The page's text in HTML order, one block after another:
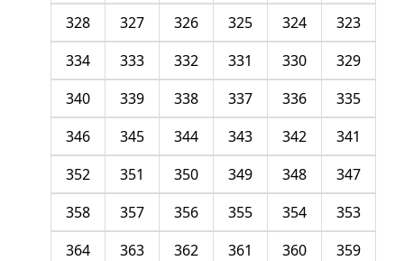
323
324
325
326
327
328
329
330
331
332
333
334
335
336
337
338
339
340
341
342
343
344
345
346
347
348
349
350
351
352
353
354
355
356
357
358
359
360
361
362
363
364